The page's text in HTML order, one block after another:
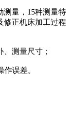
量，15种测量特
修正机床加工过程
测量尺寸；
误差。